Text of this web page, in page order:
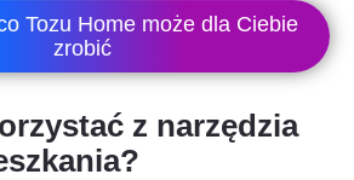
Tozu Home może dla Ciebie
zrobić
z narzędzia